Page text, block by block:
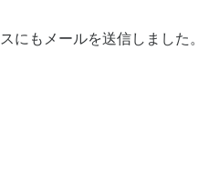
にもメールを送信しました。